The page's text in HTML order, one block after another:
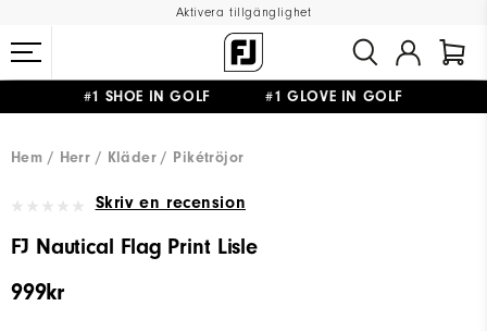
Aktivera tillgänglighet
#1 SHOE IN GOLF #1 GLOVE IN GOLF
Hem
Herr Kläder Pikétröjor
Skriv en recension
FJ Nautical Flag Print Lisle
999kr